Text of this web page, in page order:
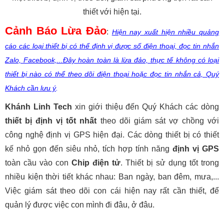
thiết với hiện tại.
Cảnh Báo Lừa Đảo: Hiện nay xuất hiện nhiều quảng
cáo các loại thiết bị có thể định vị được số điện thoại, đọc tin nhắn
Zalo, Facebook,...Đây hoàn toàn là lừa đảo, thực tế không có loại
thiết bị nào có thể theo dõi điện thoại hoặc đọc tin nhắn cả, Quý
Khách cần lưu ý.
Khánh Linh Tech xin giới thiệu đến Quý Khách các dòng
thiết bị định vị tốt nhất theo dõi giám sát vợ chồng với
công nghệ định vị GPS hiện đại. Các dòng thiết bị có thiết
kế nhỏ gọn đến siêu nhỏ, tích hợp tính năng định vị GPS
toàn cầu vào con Chip điện tử. Thiết bị sử dụng tốt trong
nhiều kiện thời tiết khác nhau: Ban ngày, ban đêm, mưa,...
Việc giám sát theo dõi con cái hiện nay rất cần thiết, để
quản lý được việc con mình đi đâu, ở đâu.